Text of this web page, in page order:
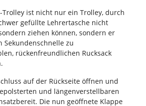
Trolley ist nicht nur ein Trolley, durch
gefüllte Lehrertasche nicht
ziehen können, sondern er
Sekundenschnelle zu
rückenfreundlichen Rucksack
auf der Rückseite öffnen und
und längenverstellbaren
Die nun geöffnete Klappe